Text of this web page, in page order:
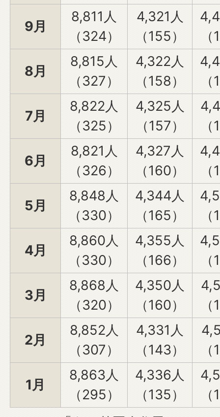
9月
8,811人
（324）
4,321人
（155）
8月
8,815人
（327）
4,322人
（158）
7月
8,822人
（325）
4,325人
（157）
6月
8,821人
（326）
4,327人
（160）
5月
8,848人
（330）
4,344人
（165）
4月
8,860人
（330）
4,355人
（166）
3月
8,868人
（320）
4,350人
（160）
2月
8,852人
（307）
4,331人
（143）
1月
8,863人
（295）
4,336人
（135）